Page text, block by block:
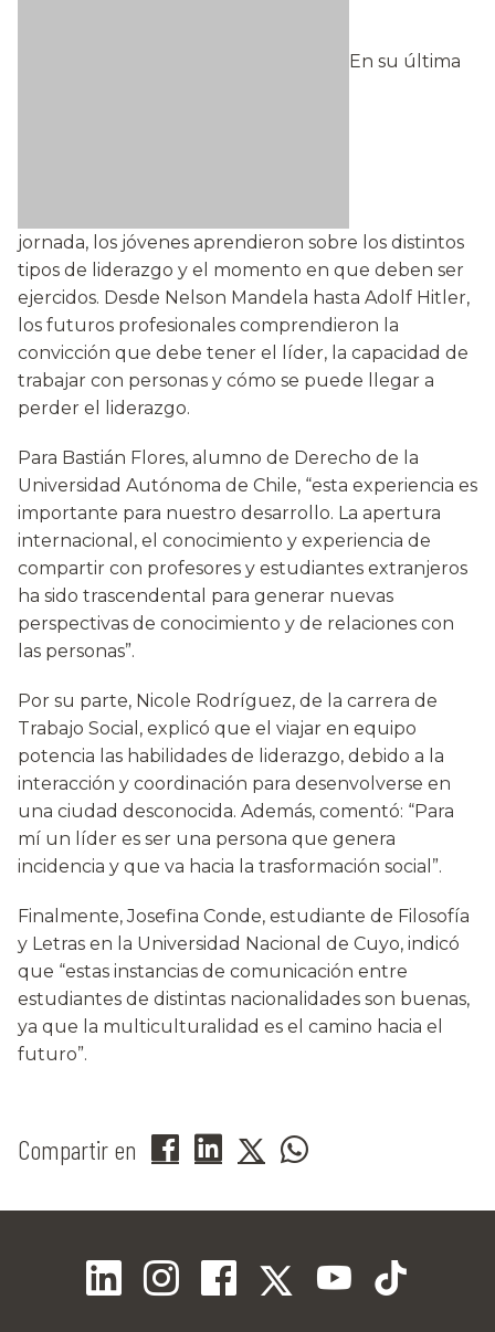
En su última
jornada, los jóvenes aprendieron sobre los distintos
tipos de liderazgo y el momento en que deben ser
ejercidos. Desde Nelson Mandela hasta Adolf Hitler,
los futuros profesionales comprendieron la
convicción que debe tener el líder, la capacidad de
trabajar con personas y cómo se puede llegar a
perder el liderazgo.
Para Bastián Flores, alumno de Derecho de la
Universidad Autónoma de Chile, “esta experiencia es
importante para nuestro desarrollo. La apertura
internacional, el conocimiento y experiencia de
compartir con profesores y estudiantes extranjeros
ha sido trascendental para generar nuevas
perspectivas de conocimiento y de relaciones con
las personas”.
Por su parte, Nicole Rodríguez, de la carrera de
Trabajo Social, explicó que el viajar en equipo
potencia las habilidades de liderazgo, debido a la
interacción y coordinación para desenvolverse en
una ciudad desconocida. Además, comentó: “Para
mí un líder es ser una persona que genera
incidencia y que va hacia la trasformación social”.
Finalmente, Josefina Conde, estudiante de Filosofía
y Letras en la Universidad Nacional de Cuyo, indicó
que “estas instancias de comunicación entre
estudiantes de distintas nacionalidades son buenas,
ya que la multiculturalidad es el camino hacia el
futuro”.
Compartir en